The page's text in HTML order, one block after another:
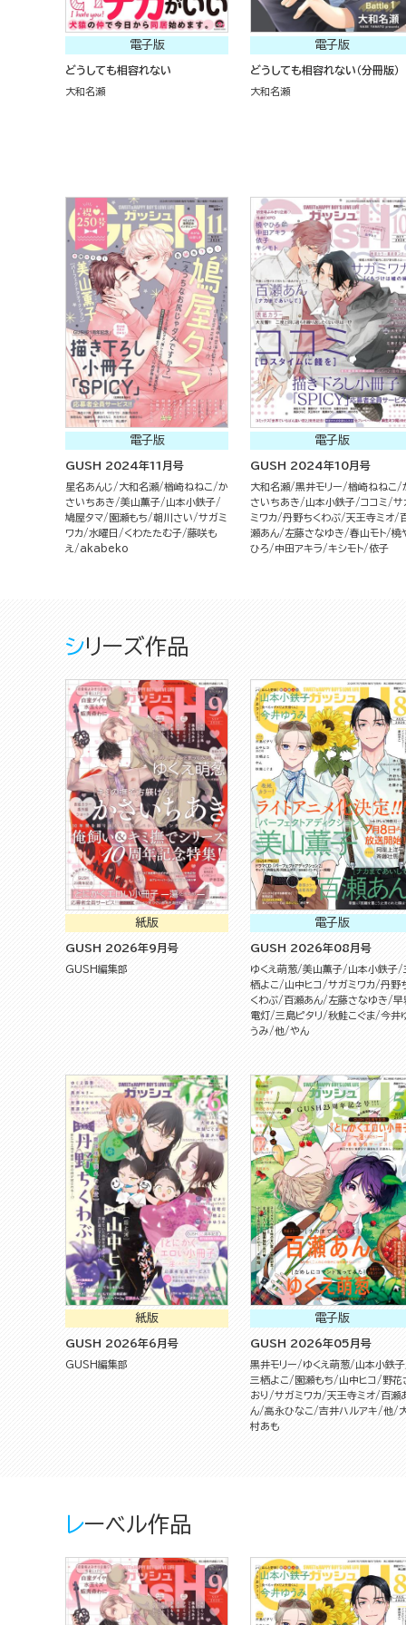
電子版
どうしても相容れない
大和名瀬
電子版
どうしても相容れない（分冊版）
大和名瀬
電子版
GUSH 2024年11月号
星名あんじ 大和名瀬 楢崎ねねこ
か
さいちあき
美山薫子
山本小鉄子
鳩屋タマ
園瀬もち 朝川さい
サガミ
ワカ
水曜日 くわたたむ子 藤咲も
え
akabeko
電子版
GUSH 2024年10月号
大和名瀬 黒井モリー 楢崎ねねこ
さいちあき
山本小鉄子 ココミ
サ
ミワカ
丹野ちくわぶ 天王寺ミオ
瀬あん
左藤さなゆき 春山モト 橈
ひろ
中田アキラ キシモト 依子
シリーズ作品
紙版
GUSH 2026年9月号
GUSH編集部
電子版
GUSH 2026年08月号
ゆくえ萌葱 美山薫子 山本小鉄子
栖よこ
山中ヒコ サガミワカ
丹野
くわぶ 百瀬あん 左藤さなゆき
早
電灯 三島ピタリ 秋鮭こぐま 今井
うみ
他 やん
紙版
GUSH 2026年6月号
GUSH編集部
電子版
GUSH 2026年05月号
黒井モリー ゆくえ萌葱
山本小鉄子
三栖よこ
園瀬もち 山中ヒコ
野花
おり
サガミワカ 天王寺ミオ 百瀬
ん 高永ひなこ 吉井ハルアキ 他
村あも
レーベル作品